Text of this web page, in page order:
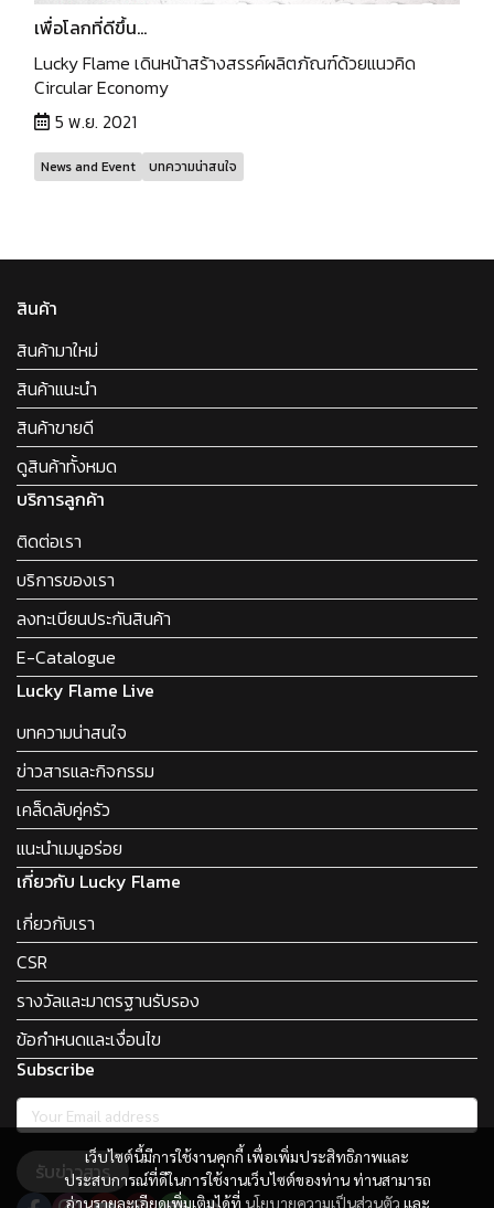
เพื่อโลกที่ดีขึ้น...
Lucky Flame เดินหน้าสร้างสรรค์ผลิตภัณฑ์ด้วยแนวคิด
Circular Economy
5 พ.ย. 2021
News and Event บทความน่าสนใจ
เว็บไซต์นี้มีการใช้งานคุกกี้ เพื่อเพิ่มประสิทธิภาพและ
ประสบการณ์ที่ดีในการใช้งานเว็บไซต์ของท่าน ท่านสามารถ
อ่านรายละเอียดเพิ่มเติมได้ที่ นโยบายความเป็นส่วนตัว และ
สินค้า
สินค้ามาใหม่
สินค้าแนะนำ
สินค้าขายดี
ดูสินค้าทั้งหมด
บริการลูกค้า
ติดต่อเรา
บริการของเรา
ลงทะเบียนประกันสินค้า
E-Catalogue
Lucky Flame Live
บทความน่าสนใจ
ข่าวสารและกิจกรรม
เคล็ดลับคู่ครัว
แนะนำเมนูอร่อย
เกี่ยวกับ Lucky Flame
เกี่ยวกับเรา
CSR
รางวัลและมาตรฐานรับรอง
ข้อกำหนดและเงื่อนไข
Subscribe
รับข่าวสาร